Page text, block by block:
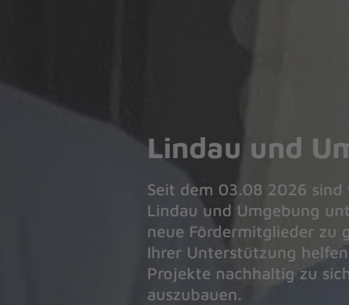
Lindau und
Seit dem 03.08 2026
Lindau und Umgebung
neue Fördermitglieder zu
Ihrer Unterstützung
Projekte nachhaltig zu
auszubauen.